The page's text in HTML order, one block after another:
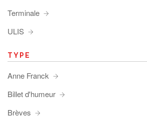
Terminale
ULIS
TYPE
Anne Franck
Billet d'humeur
Brèves